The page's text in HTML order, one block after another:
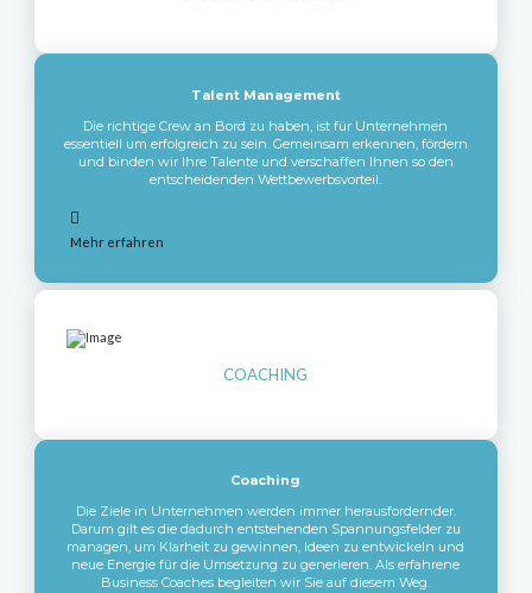
Talent Management
Die richtige Crew an Bord zu haben, ist für Unternehmen
essentiell um erfolgreich zu sein. Gemeinsam erkennen, fördern
und binden wir Ihre Talente und verschaffen Ihnen so den
entscheidenden Wettbewerbsvorteil.
Mehr erfahren
COACHING
Coaching
Die Ziele in Unternehmen werden immer herausfordernder.
Darum gilt es die dadurch entstehenden Spannungsfelder zu
managen, um Klarheit zu gewinnen, Ideen zu entwickeln und
neue Energie für die Umsetzung zu generieren. Als erfahrene
Business Coaches begleiten wir Sie auf diesem Weg.